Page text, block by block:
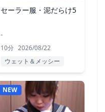
セーラー服・泥だらけ5
-
10分 2026/08/22
ウェット＆メッシー
NEW